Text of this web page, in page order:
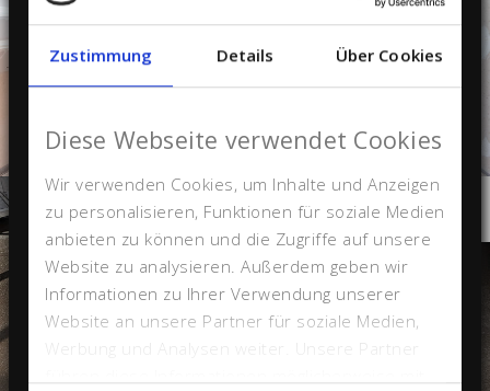
Zustimmung Details Über Cookies
Diese Webseite verwendet Cookies
Wir verwenden Cookies, um Inhalte und Anzeigen
zu personalisieren, Funktionen für soziale Medien
anbieten zu können und die Zugriffe auf unsere
Website zu analysieren. Außerdem geben wir
Informationen zu Ihrer Verwendung unserer
Website an unsere Partner für soziale Medien,
Werbung und Analysen weiter. Unsere Partner